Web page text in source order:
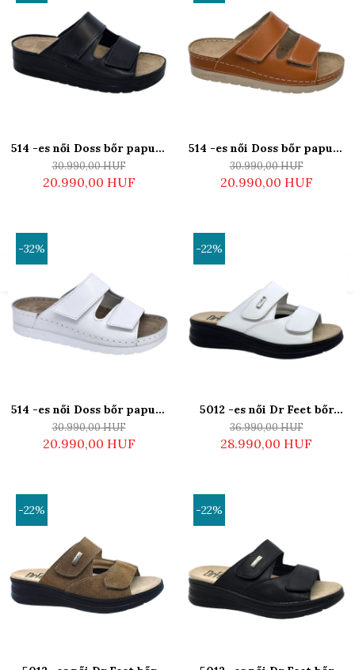
514 -es női Doss bőr papucs
- fekete
30.990,00 HUF
20.990,00 HUF
514 -es női Doss bőr papucs
- barna
30.990,00 HUF
20.990,00 HUF
-32%
514 -es női Doss bőr papucs
- fehér
30.990,00 HUF
20.990,00 HUF
-22%
5012 -es női Dr Feet bőr
papucs - fehér - kivehető
talpbetét
36.990,00 HUF
28.990,00 HUF
-22% -22%